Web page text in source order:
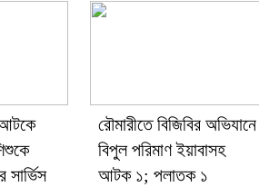
আটকে
রৌমারীতে বিজিবির অভিযানে
বিপুল পরিমাণ ইয়াবাসহ
আটক ১; পলাতক ১